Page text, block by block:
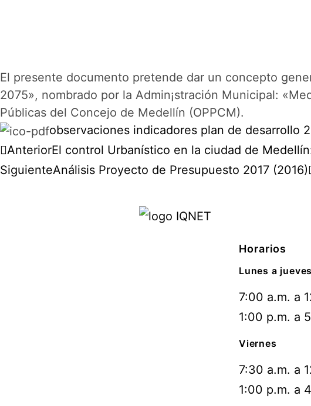
El presente documento pretende dar un concepto
2075», nombrado por la Admin¡stración Municipal:
Públicas del Concejo de Medellín (OPPCM).
observaciones indicadores plan de desarrollo
AnteriorEl control Urbanístico en la ciudad de
SiguienteAnálisis Proyecto de Presupuesto 2017 (2016)
Horarios
Lunes a jueves
7:00 a.m. a
1:00 p.m. a
Viernes
7:30 a.m. a
1:00 p.m. a